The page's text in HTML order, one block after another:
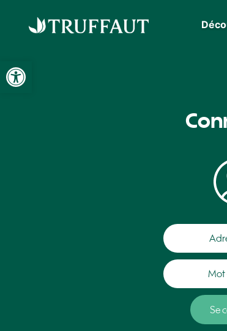
Ouvrir la barre d’outils